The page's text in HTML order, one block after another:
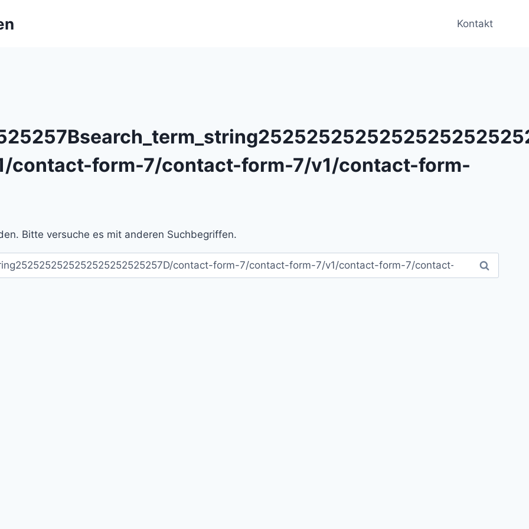
Kontakt
contact-form-7/contact-form-7/v1/contact-form-
Bitte versuche es mit anderen Suchbegriffen.